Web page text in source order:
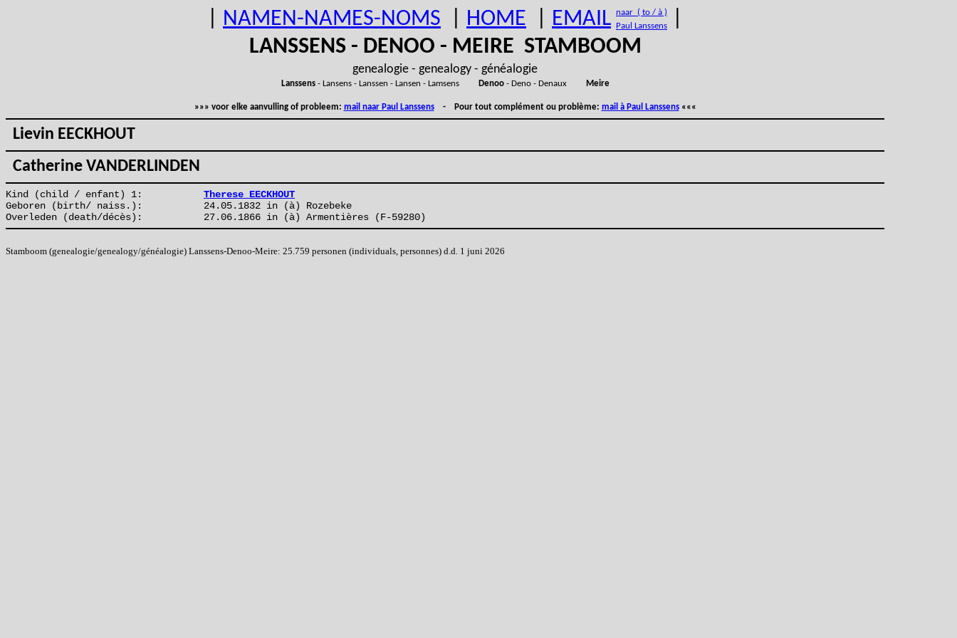
NAMEN-NAMES-NOMS HOME EMAIL naar ( to / à )
Paul Lanssens
LANSSENS - DENOO - MEIRE STAMBOOM
genealogie - genealogy - généalogie
Lanssens- Lansens - Lanssen - Lansen - Lamsens Denoo- Deno - Denaux Meire
»»» voor elke aanvulling of probleem: mail naar Paul Lanssens- Pour tout complément ou problème: mail à Paul Lanssens«««
Lievin EECKHOUT
Catherine VANDERLINDEN
Kind (child / enfant) 1:
Therese EECKHOUT
Geboren (birth/ naiss.):
24.05.1832 in (à) Rozebeke
Overleden (death/décès):
27.06.1866 in (à) Armentières (F-59280)
Stamboom (genealogie/genealogy/généalogie) Lanssens-Denoo-Meire: 25.759 personen (individuals, personnes) d.d. 1 juni 2026